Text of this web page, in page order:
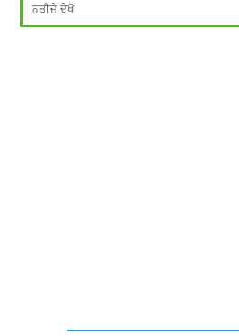
ਨਤੀਜੇ ਦੇਖੋ